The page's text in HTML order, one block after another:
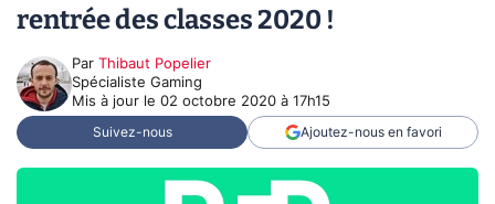
rentrée des classes 2020 !
Par Thibaut Popelier
Spécialiste Gaming
Mis à jour le 02 octobre 2020 à 17h15
Suivez-nous Ajoutez-nous en favori